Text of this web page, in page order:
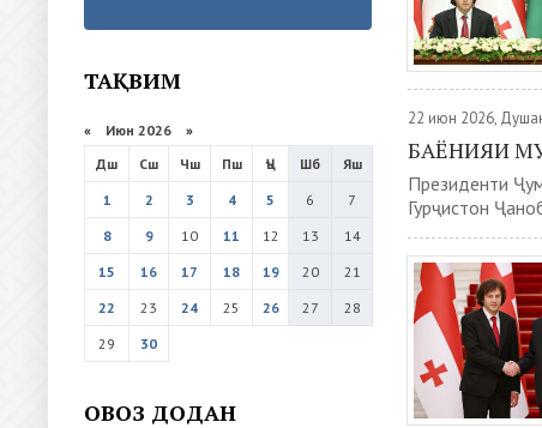
ТАҚВИМ
« Июн 2026 »
Дш
Сш Чш Пш Ҷъ Шб
Яш
1
2 3 4 5 6
7
8
9 10 11 12 13
14
15
16 17 18 19 20
21
22
23 24 25 26 27
28
29
30
ОВОЗ ДОДАН
22 июн 2026,
БАЁНИЯИ
Президенти
Гурҷистон